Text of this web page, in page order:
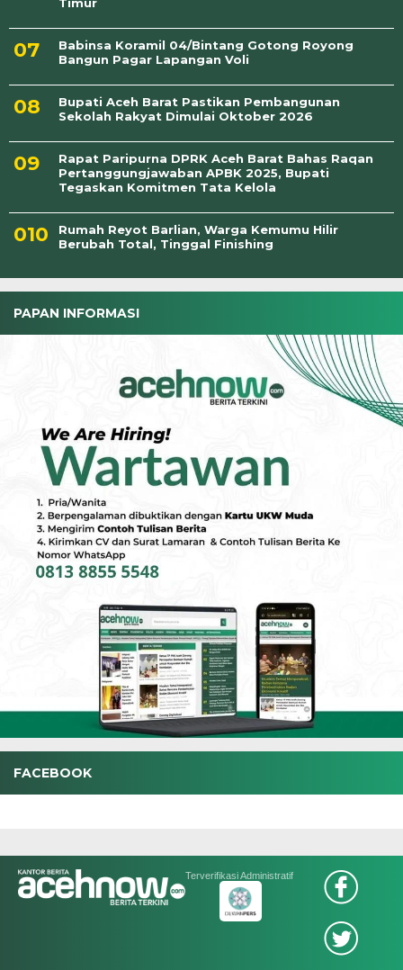
Babinsa Koramil 04/Bintang Gotong Royong
Bangun Pagar Lapangan Voli
Bupati Aceh Barat Pastikan Pembangunan
Sekolah Rakyat Dimulai Oktober 2026
Rapat Paripurna DPRK Aceh Barat Bahas Raqan
Pertanggungjawaban APBK 2025, Bupati
Tegaskan Komitmen Tata Kelola
Rumah Reyot Barlian, Warga Kemumu Hilir
Berubah Total, Tinggal Finishing
PAPAN INFORMASI
FACEBOOK
Terverifikasi Administratif